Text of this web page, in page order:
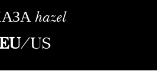
hazel
/US